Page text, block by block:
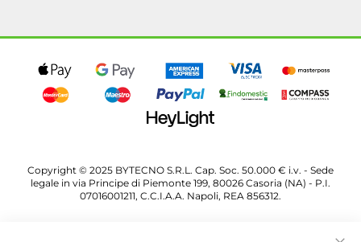
Copyright © 2025 BYTECNO S.R.L. Cap. Soc. 50.000 € i.v. - Sede
legale in via Principe di Piemonte 199, 80026 Casoria (NA) - P.I.
07016001211, C.C.I.A.A. Napoli, REA 856312.